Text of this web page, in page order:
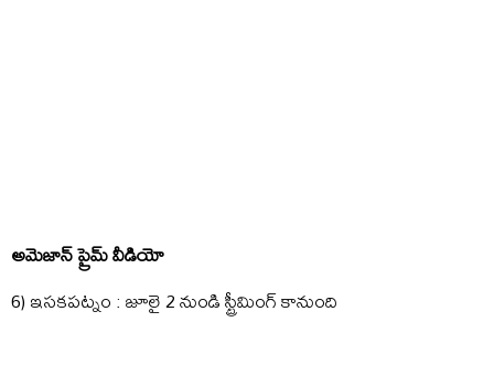
అమెజాన్ ప్రైమ్ వీడియో
6) ఇసకపట్నం : జూలై 2 నుండి స్ట్రీమింగ్ కానుంది